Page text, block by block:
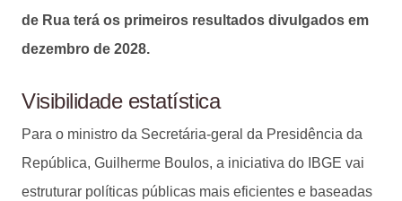
de Rua terá os primeiros resultados divulgados em
dezembro de 2028.
Visibilidade estatística
Para o ministro da Secretária-geral da Presidência da
República, Guilherme Boulos, a iniciativa do IBGE vai
estruturar políticas públicas mais eficientes e baseadas